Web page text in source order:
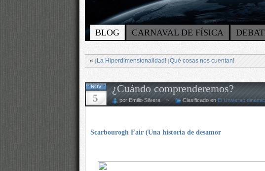
BLOG CARNAVAL DE FÍSICA
« ¡La Hiperdimensionalidad! ¡Qué cosas nos cuentan!
NOV
5
¿Cuándo comprenderemos?
por Emilio Silvera ~ Clasificado en El Universo
Scarbourogh Fair (Una historia de desamor